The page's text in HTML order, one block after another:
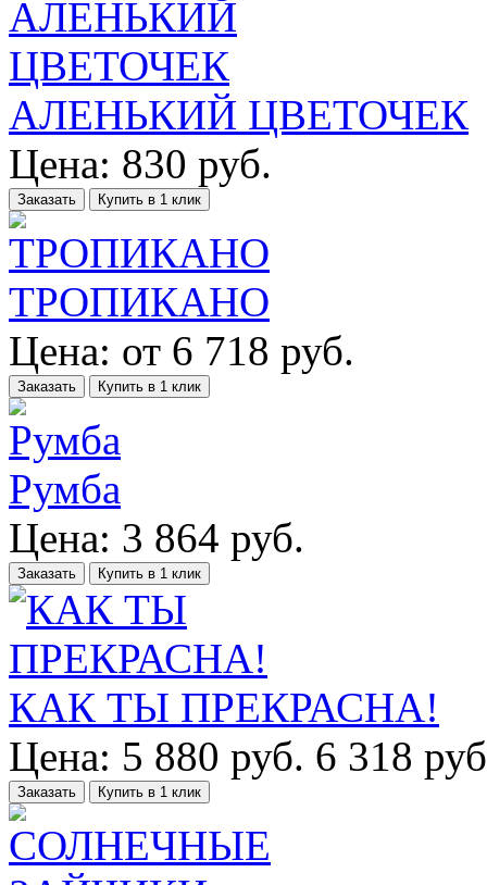
АЛЕНЬКИЙ ЦВЕТОЧЕК
Цена: 830 руб.
Заказать Купить в 1 клик
ТРОПИКАНО
Цена: от 6 718 руб.
Заказать Купить в 1 клик
Румба
Цена: 3 864 руб.
Заказать Купить в 1 клик
КАК ТЫ ПРЕКРАСНА!
Цена: 5 880 руб. 6 318
Заказать Купить в 1 клик